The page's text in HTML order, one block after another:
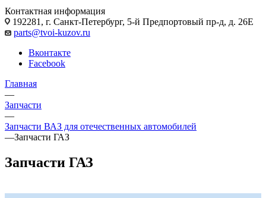
Контактная информация
192281, г. Санкт-Петербург, 5-й Предпортовый пр-д, д. 26Е
parts@tvoi-kuzov.ru
Вконтакте
Facebook
Главная
—
Запчасти
—
Запчасти ВАЗ для отечественных автомобилей
—Запчасти ГАЗ
Запчасти ГАЗ